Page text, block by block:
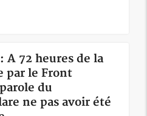
A 72 heures de la
par le Front
du
ne pas avoir été